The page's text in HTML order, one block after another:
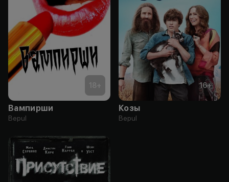
18+
Вампирши
Bepul
16+
Козы
Bepul